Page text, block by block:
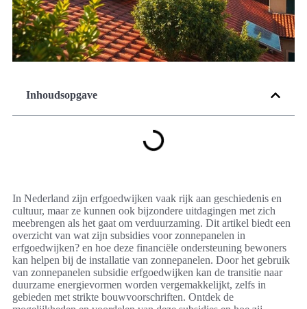
Inhoudsopgave
In Nederland zijn erfgoedwijken vaak rijk aan geschiedenis en
cultuur, maar ze kunnen ook bijzondere uitdagingen met zich
meebrengen als het gaat om verduurzaming. Dit artikel biedt een
overzicht van wat zijn subsidies voor zonnepanelen in
erfgoedwijken? en hoe deze financiële ondersteuning bewoners
kan helpen bij de installatie van zonnepanelen. Door het gebruik
van zonnepanelen subsidie erfgoedwijken kan de transitie naar
duurzame energievormen worden vergemakkelijkt, zelfs in
gebieden met strikte bouwvoorschriften. Ontdek de